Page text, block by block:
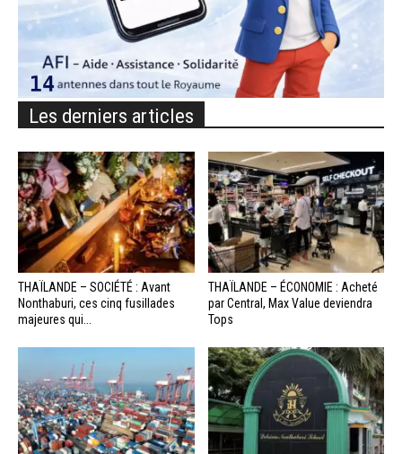
Les derniers articles
THAÏLANDE – SOCIÉTÉ : Avant
Nonthaburi, ces cinq fusillades
majeures qui...
THAÏLANDE – ÉCONOMIE : Acheté
par Central, Max Value deviendra
Tops